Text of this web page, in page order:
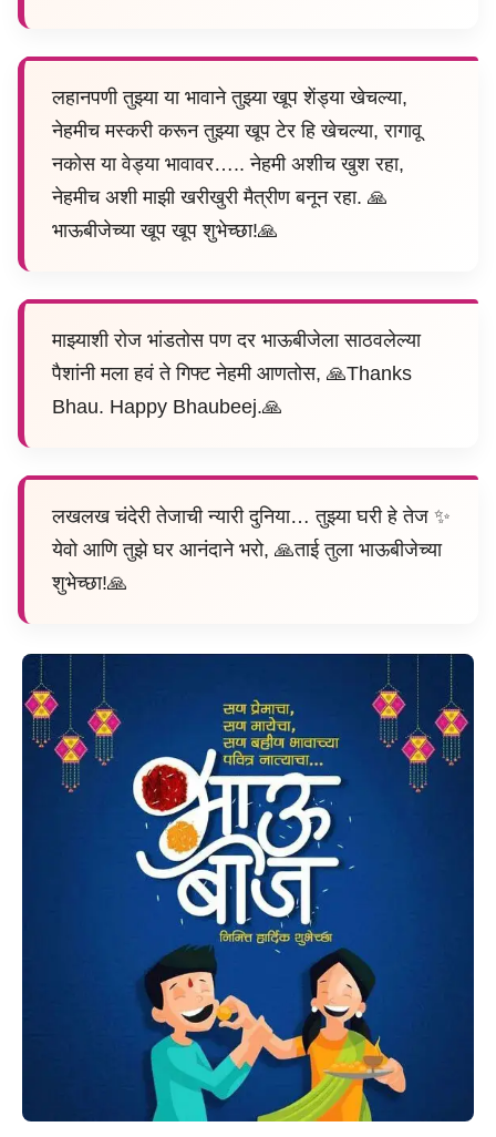
लहानपणी तुझ्या या भावाने तुझ्या खूप शेंड्या खेचल्या,
नेहमीच मस्करी करून तुझ्या खूप टेर हि खेचल्या, रागावू
नकोस या वेड्या भावावर….. नेहमी अशीच खुश रहा,
नेहमीच अशी माझी खरीखुरी मैत्रीण बनून रहा. 🙏
भाऊबीजेच्या खूप खूप शुभेच्छा!🙏
माझ्याशी रोज भांडतोस पण दर भाऊबीजेला साठवलेल्या
पैशांनी मला हवं ते गिफ्ट नेहमी आणतोस, 🙏Thanks
Bhau. Happy Bhaubeej.🙏
लखलख चंदेरी तेजाची न्यारी दुनिया… तुझ्या घरी हे तेज ✨
येवो आणि तुझे घर आनंदाने भरो, 🙏ताई तुला भाऊबीजेच्या
शुभेच्छा!🙏